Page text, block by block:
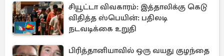
சியூட்டா விவகாரம்: இத்தாலிக்கு கெடு
விதித்த ஸ்பெயின்: பதிலடி
நடவடிக்கை உறுதி
பிரித்தானியாவில் ஒரு வயது குழந்தை